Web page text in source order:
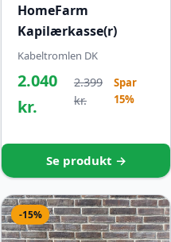
HomeFarm
Kapilærkasse(r)
Kabeltromlen DK
2.040
kr.
2.399
kr.
Spar
15%
Se produkt →
-15%